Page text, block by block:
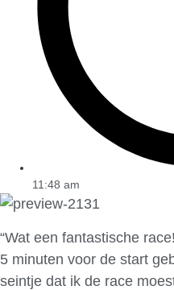
11:48 am
“Wat een fantastische
5 minuten voor de start
seintje dat ik de race